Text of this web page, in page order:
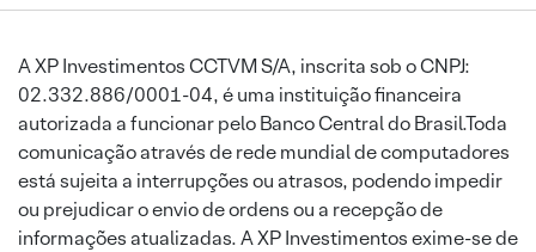
A XP Investimentos CCTVM S/A, inscrita sob o CNPJ:
02.332.886/0001-04, é uma instituição financeira
autorizada a funcionar pelo Banco Central do Brasil.Toda
comunicação através de rede mundial de computadores
está sujeita a interrupções ou atrasos, podendo impedir
ou prejudicar o envio de ordens ou a recepção de
informações atualizadas. A XP Investimentos exime-se de